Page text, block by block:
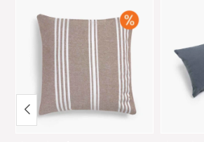
los niños.